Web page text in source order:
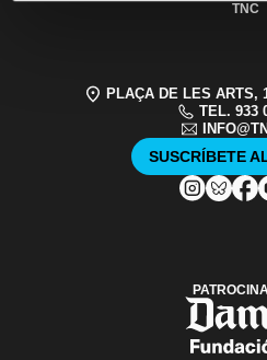
TNC
PLAÇA DE LES ARTS,
TEL. 933
SUSCRÍBETE